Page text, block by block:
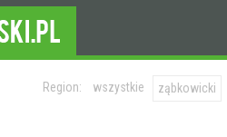
Region: wszystkie ząbkowicki